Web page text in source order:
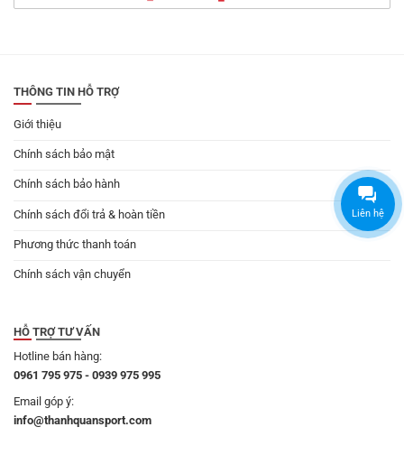
gốc
hiện
THÔNG TIN HỖ TRỢ
Giới thiệu
Chính sách bảo mật
Chính sách bảo hành
Chính sách đổi trả & hoàn tiền
Phương thức thanh toán
Chính sách vận chuyển
HỖ TRỢ TƯ VẤN
Hotline bán hàng:
0961 795 975 - 0939 975 995
Email góp ý:
info@thanhquansport.com
Liên hệ